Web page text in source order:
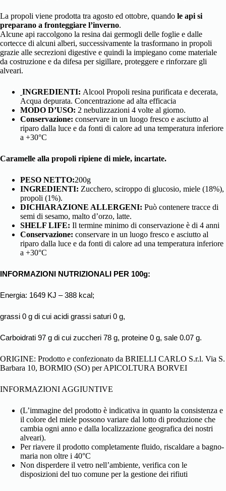
La propoli viene prodotta tra agosto ed ottobre, quando le api si
preparano a fronteggiare l’inverno.
Alcune api raccolgono la resina dai germogli delle foglie e dalle
cortecce di alcuni alberi, successivamente la trasformano in propoli
grazie alle secrezioni digestive e quindi la impiegano come materiale
da costruzione e da difesa per sigillare, proteggere e rinforzare gli
alveari.
INGREDIENTI: Alcool Propoli resina purificata e decerata,
Acqua depurata. Concentrazione ad alta efficacia
MODO D’USO: 2 nebulizzazioni 4 volte al giorno.
Conservazione: conservare in un luogo fresco e asciutto al
riparo dalla luce e da fonti di calore ad una temperatura inferiore
a +30°C
Caramelle alla propoli ripiene di miele, incartate.
PESO NETTO:200g
INGREDIENTI: Zucchero, sciroppo di glucosio, miele (18%),
propoli (1%).
DICHIARAZIONE ALLERGENI: Può contenere tracce di
semi di sesamo, malto d’orzo, latte.
SHELF LIFE: Il termine minimo di conservazione è di 4 anni
Conservazione: conservare in un luogo fresco e asciutto al
riparo dalla luce e da fonti di calore ad una temperatura inferiore
a +30°C
INFORMAZIONI NUTRIZIONALI PER 100g:
Energia: 1649 KJ – 388 kcal;
grassi 0 g di cui acidi grassi saturi 0 g,
Carboidrati 97 g di cui zuccheri 78 g, proteine 0 g, sale 0.07 g.
ORIGINE: Prodotto e confezionato da BRIELLI CARLO S.r.l. Via S.
Barbara 10, BORMIO (SO) per APICOLTURA BORVEI
INFORMAZIONI AGGIUNTIVE
(L’immagine del prodotto è indicativa in quanto la consistenza e
il colore del miele possono variare dal lotto di produzione che
cambia ogni anno e dalla localizzazione geografica dei nostri
alveari).
Per riavere il prodotto completamente fluido, riscaldare a bagno-
maria non oltre i 40°C
Non disperdere il vetro nell’ambiente, verifica con le
disposizioni del tuo comune per la gestione dei rifiuti